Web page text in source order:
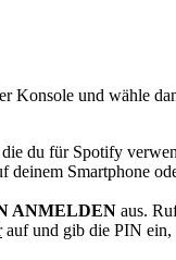
Konsole und wähle
du für Spotify
Smartphone
ANMELDEN aus.
auf und gib die PIN ein,